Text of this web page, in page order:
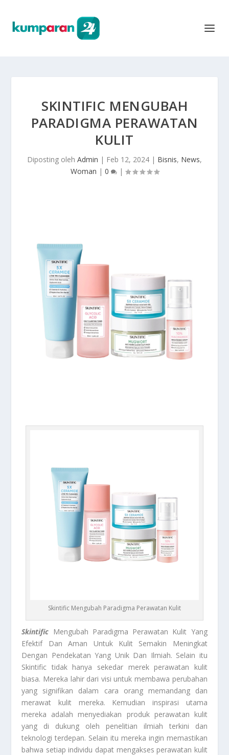
SKINTIFIC MENGUBAH
PARADIGMA PERAWATAN
KULIT
Diposting oleh Admin | Feb 12, 2024 | Bisnis, News,
Woman | 0 |
Skintific Mengubah Paradigma Perawatan Kulit
Skintific Mengubah Paradigma Perawatan Kulit Yang
Efektif Dan Aman Untuk Kulit Semakin Meningkat
Dengan Pendekatan Yang Unik Dan Ilmiah. Selain itu
Skintific tidak hanya sekedar merek perawatan kulit
biasa. Mereka lahir dari visi untuk membawa perubahan
yang signifikan dalam cara orang memandang dan
merawat kulit mereka. Kemudian inspirasi utama
mereka adalah menyediakan produk perawatan kulit
yang di dukung oleh penelitian ilmiah terkini dan
teknologi terdepan. Selain itu mereka ingin memastikan
bahwa setiap individu dapat mengakses perawatan kulit